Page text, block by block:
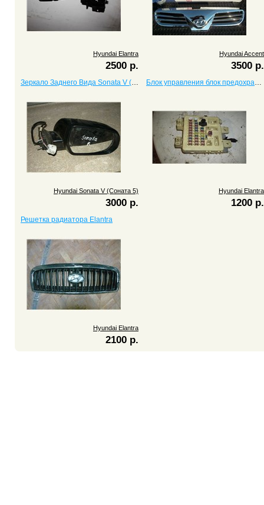
Hyundai Elantra
2500 р.
Hyundai Accent
3500 р.
Зеркало Заднего Вида Sonata V (Соната 5)
Hyundai Sonata V (Соната 5)
3000 р.
Блок управления блок предохранителей Elantra
Hyundai Elantra
1200 р.
Решетка радиатора Elantra
Hyundai Elantra
2100 р.